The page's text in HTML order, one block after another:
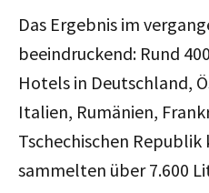
Das Ergebnis im
beeindruckend: Rund
Hotels in Deutschland,
Italien, Rumänien,
Tschechischen
sammelten über 7.600